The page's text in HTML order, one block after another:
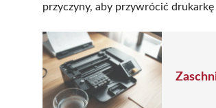
przyczyny, aby przywrócić drukarkę